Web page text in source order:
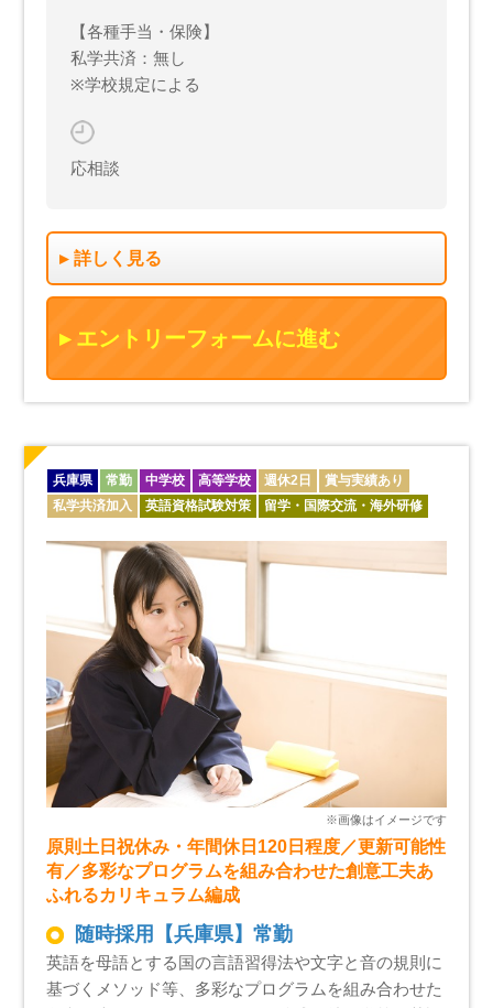
【各種手当・保険】
私学共済：無し
※学校規定による
応相談
詳しく見る
エントリーフォームに進む
兵庫県 常勤 中学校 高等学校 週休2日
賞与実績あり
私学共済加入
英語資格試験対策 留学・国際交流・海外研修
原則土日祝休み・年間休日120日程度／更新可能性
有／多彩なプログラムを組み合わせた創意工夫あ
ふれるカリキュラム編成
随時採用【兵庫県】常勤
英語を母語とする国の言語習得法や文字と音の規則に
基づくメソッド等、多彩なプログラムを組み合わせた